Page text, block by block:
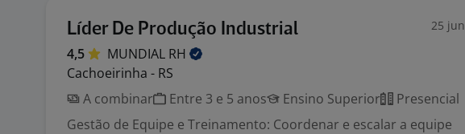
Líder De Produção Industrial 25 jun
4,5 MUNDIAL RH
Cachoeirinha - RS
A combinar
Entre 3 e 5 anos Ensino Superior
Presencial
Gestão de Equipe e Treinamento: Coordenar e escalar a equipe